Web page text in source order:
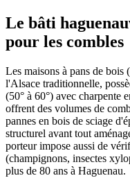
Le bâti
pour les combles
Les maisons à pans de bois
l'Alsace traditionnelle,
(50° à 60°) avec charpente
offrent des volumes de
pannes en bois de sciage
structurel avant tout
porteur impose aussi de
(champignons, insectes
plus de 80 ans à Haguenau.